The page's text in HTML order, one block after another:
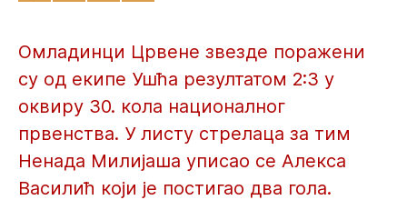
Омладинци Црвене звезде поражени
су од екипе Ушћа резултатом 2:3 у
оквиру 30. кола националног
првенства. У листу стрелаца за тим
Ненада Милијаша уписао се Алекса
Василић који је постигао два гола.